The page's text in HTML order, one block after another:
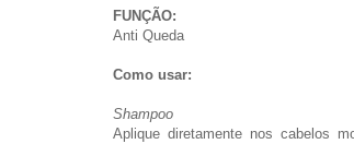
FUNÇÃO:
Anti Queda
Como usar:
Shampoo
Aplique diretamente nos cabelos